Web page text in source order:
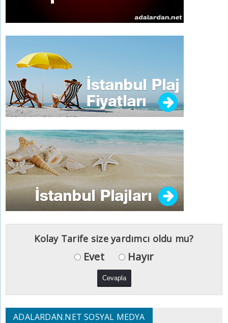
Kolay Tarife size yardımcı oldu mu?
Evet Hayır
ADALARDAN.NET SOSYAL MEDYA